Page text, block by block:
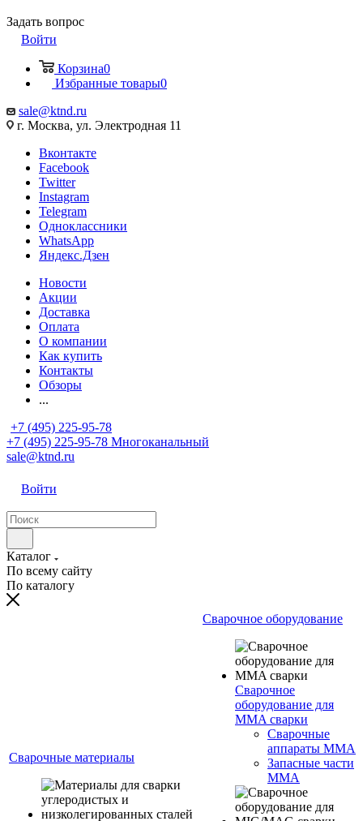
Задать вопрос
Войти
Корзина0
Избранные товары0
sale@ktnd.ru
г. Москва, ул. Электродная 11
Вконтакте
Facebook
Twitter
Instagram
Telegram
Одноклассники
WhatsApp
Яндекс.Дзен
Новости
Акции
Доставка
Оплата
О компании
Как купить
Контакты
Обзоры
...
+7 (495) 225-95-78
+7 (495) 225-95-78 Многоканальный
sale@ktnd.ru
Войти
Каталог
По всему сайту
По каталогу
Сварочные материалы
Сварочное оборудование
Сварочное
оборудование для
MMA сварки
Сварочные
аппараты MMA
Запасные части
MMA